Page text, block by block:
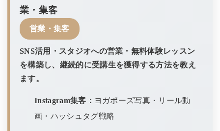
業・集客
営業・集客
SNS活用・スタジオへの営業・無料体験レッスン
を構築し、継続的に受講生を獲得する方法を教え
ます。
Instagram集客： ヨガポーズ写真・リール動
画・ハッシュタグ戦略